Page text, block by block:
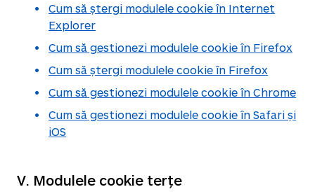
Cum să ștergi modulele cookie în Internet
Explorer
Cum să gestionezi modulele cookie în Firefox
Cum să ștergi modulele cookie în Firefox
Cum să gestionezi modulele cookie în Chrome
Cum să gestionezi modulele cookie în Safari și
iOS
V. Modulele cookie terțe